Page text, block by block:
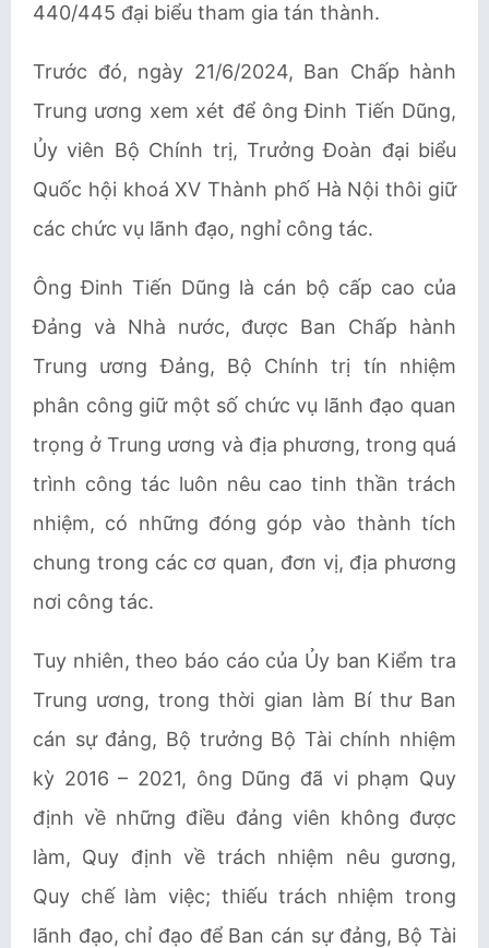
440/445 đại biểu tham gia tán thành.
Trước đó, ngày 21/6/2024, Ban Chấp hành
Trung ương xem xét để ông Đinh Tiến Dũng,
Ủy viên Bộ Chính trị, Trưởng Đoàn đại biểu
Quốc hội khoá XV Thành phố Hà Nội thôi giữ
các chức vụ lãnh đạo, nghỉ công tác.
Ông Đinh Tiến Dũng là cán bộ cấp cao của
Đảng và Nhà nước, được Ban Chấp hành
Trung ương Đảng, Bộ Chính trị tín nhiệm
phân công giữ một số chức vụ lãnh đạo quan
trọng ở Trung ương và địa phương, trong quá
trình công tác luôn nêu cao tinh thần trách
nhiệm, có những đóng góp vào thành tích
chung trong các cơ quan, đơn vị, địa phương
nơi công tác.
Tuy nhiên, theo báo cáo của Ủy ban Kiểm tra
Trung ương, trong thời gian làm Bí thư Ban
cán sự đảng, Bộ trưởng Bộ Tài chính nhiệm
kỳ 2016 – 2021, ông Dũng đã vi phạm Quy
định về những điều đảng viên không được
làm, Quy định về trách nhiệm nêu gương,
Quy chế làm việc; thiếu trách nhiệm trong
lãnh đạo, chỉ đạo để Ban cán sự đảng, Bộ Tài